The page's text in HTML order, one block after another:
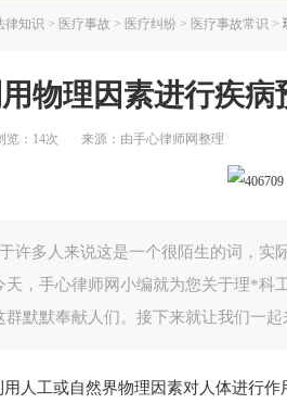
律知识 > 医疗事故 > 医疗纠纷 > 医疗事故常识 >
物理因素进行疾病
览：14次 来源：由手心律师网整理
许多人来说这是一个很陌生的词，实
天，手心律师网小编就为您关于理*科
默默奉献人们。接下来就让我们一起
人工或自然界物理因素对人体进行